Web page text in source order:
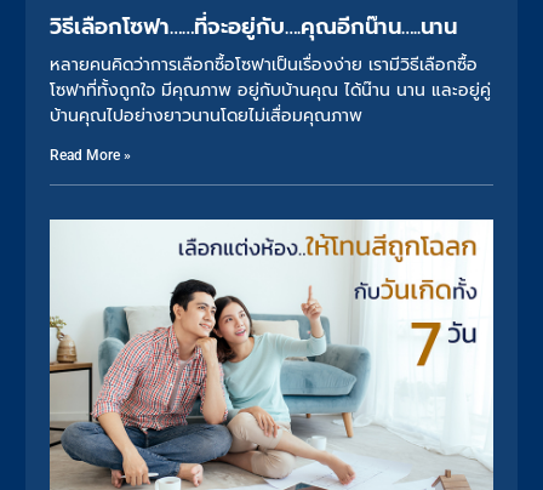
วิธีเลือกโซฟา……ที่จะอยู่กับ….คุณอีกน๊าน…..นาน
หลายคนคิดว่าการเลือกซื้อโซฟาเป็นเรื่องง่าย เรามีวิธีเลือกซื้อ
โซฟาที่ทั้งถูกใจ มีคุณภาพ อยู่กับบ้านคุณ ได้น๊าน นาน และอยู่คู่
บ้านคุณไปอย่างยาวนานโดยไม่เสื่อมคุณภาพ
Read More »